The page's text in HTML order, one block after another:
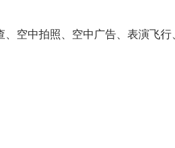
空中拍照、空中广告、表演飞行